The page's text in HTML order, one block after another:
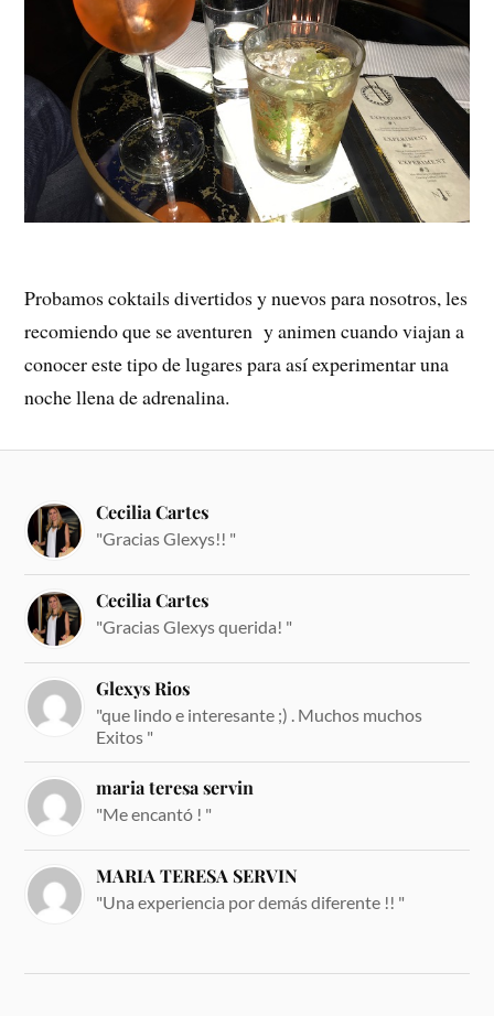
Probamos coktails divertidos y nuevos para nosotros, les
recomiendo que se aventuren y animen cuando viajan a
conocer este tipo de lugares para así experimentar una
noche llena de adrenalina.
Cecilia Cartes
"Gracias Glexys!! "
Cecilia Cartes
"Gracias Glexys querida! "
Glexys Rios
"que lindo e interesante ;) . Muchos muchos
Exitos "
maria teresa servin
"Me encantó ! "
MARIA TERESA SERVIN
"Una experiencia por demás diferente !! "